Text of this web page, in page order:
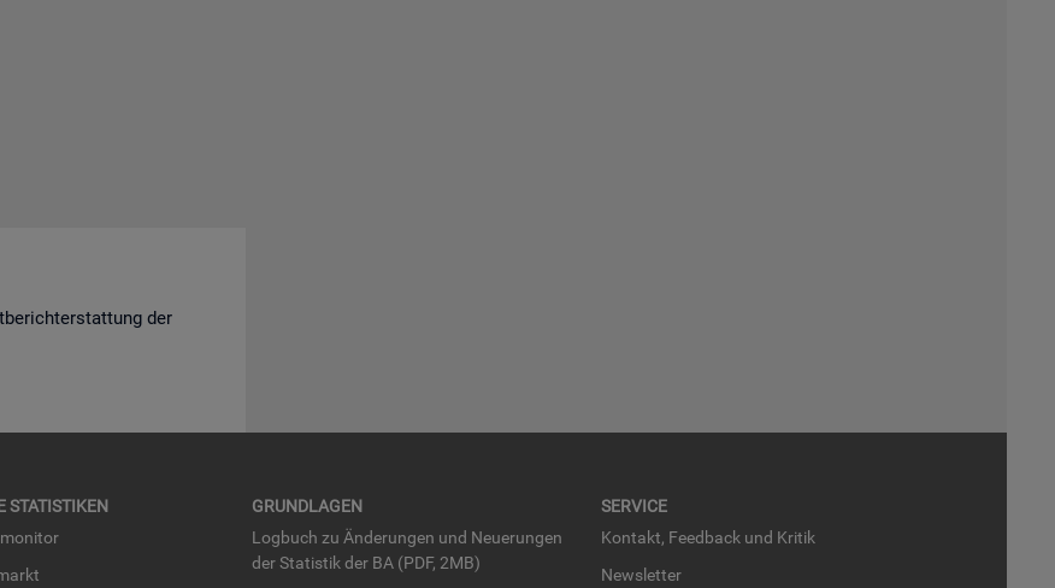
der
STA­TIS­TI­KEN
GRUND­LA­GEN
Log­buch zu Än­de­run­gen und Neue­run­gen
der Sta­tis­tik der BA (PDF, 2MB)
SER­VICE
Kon­takt, Feed­back und Kri­tik
News­let­ter